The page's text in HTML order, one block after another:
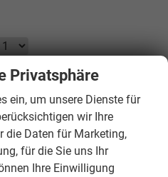
4 ...
Privatsphäre
ein, um unsere Dienste für
wir Ihre
die Daten für Marketing,
für die Sie uns Ihr
Ihre Einwilligung